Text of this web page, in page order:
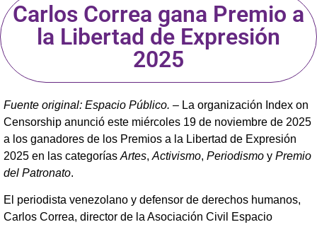
Carlos Correa gana Premio a
la Libertad de Expresión
2025
Fuente original: Espacio Público. – La organización Index on
Censorship anunció este miércoles 19 de noviembre de 2025
a los ganadores de los Premios a la Libertad de Expresión
2025 en las categorías Artes, Activismo, Periodismo y Premio
del Patronato.
El periodista venezolano y defensor de derechos humanos,
Carlos Correa, director de la Asociación Civil Espacio